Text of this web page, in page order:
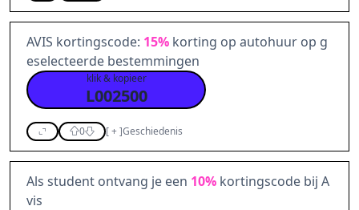
AVIS kortingscode: 15% korting op autohuur op g
eselecteerde bestemmingen
klik & kopieer
L002500
0 [+]Geschiedenis
Als student ontvang je een 10% kortingscode bij A
vis